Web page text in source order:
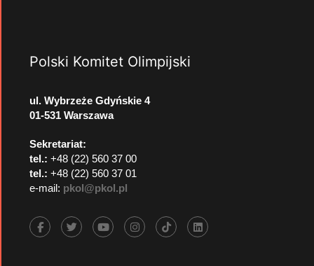
Polski Komitet Olimpijski
ul. Wybrzeże Gdyńskie 4
01-531 Warszawa
Sekretariat:
tel.: +48 (22) 560 37 00
tel.: +48 (22) 560 37 01
e-mail: pkol@pkol.pl